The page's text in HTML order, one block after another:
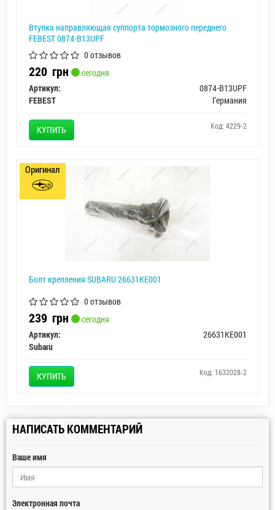
Втулка направляющая суппорта тормозного переднего
FEBEST 0874-B13UPF
0 отзывов
220 грн
сегодня
Артикул:
0874-B13UPF
FEBEST
Германия
КУПИТЬ Код: 4229-2
Болт крепления SUBARU 26631KE001
0 отзывов
239 грн
сегодня
Артикул:
26631KE001
Subaru
КУПИТЬ Код: 1632028-2
Оригинал
НАПИСАТЬ КОММЕНТАРИЙ
Ваше имя
Электронная почта